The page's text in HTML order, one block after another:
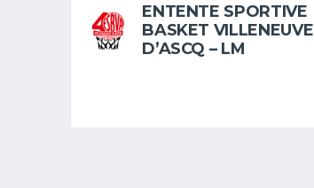
ENTENTE SPORTIVE
BASKET VILLENEUVE
D’ASCQ – LM